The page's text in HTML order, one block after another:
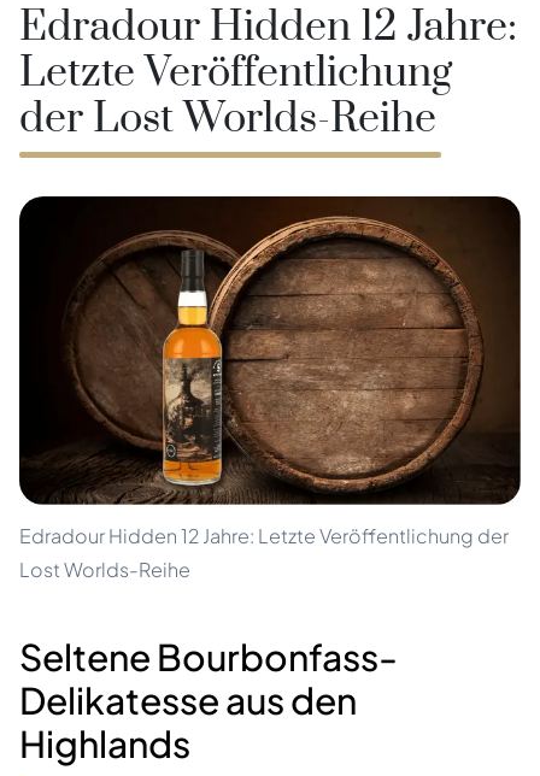
Edradour Hidden 12 Jahre:
Letzte Veröffentlichung
der Lost Worlds-Reihe
Edradour Hidden 12 Jahre: Letzte Veröffentlichung der
Lost Worlds-Reihe
Seltene Bourbonfass-
Delikatesse aus den
Highlands